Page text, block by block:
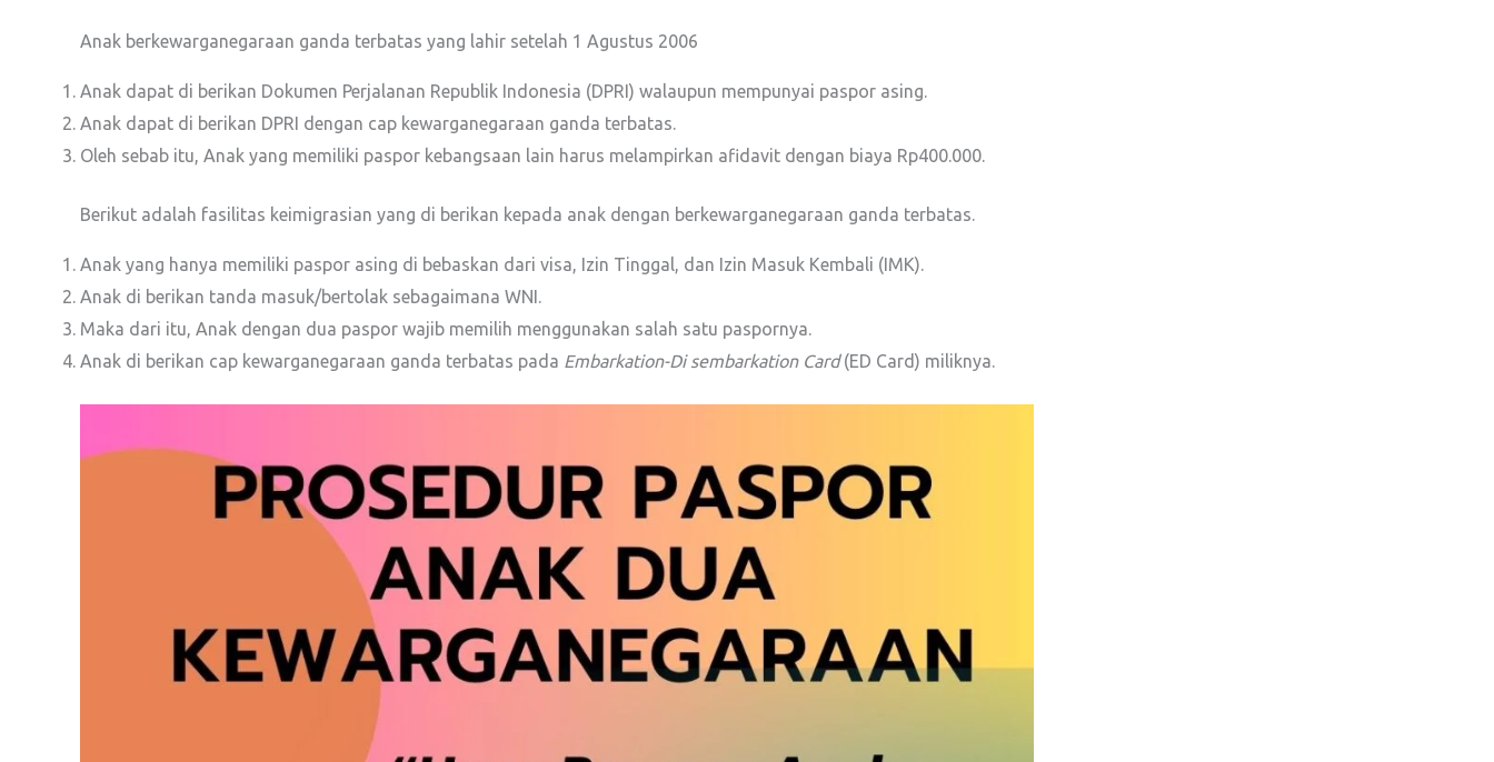
Anak berkewarganegaraan ganda terbatas yang lahir setelah 1 Agustus 2006
Anak dapat di berikan Dokumen Perjalanan Republik Indonesia (DPRI) walaupun mempunyai paspor asing.
Anak dapat di berikan DPRI dengan cap kewarganegaraan ganda terbatas.
Oleh sebab itu, Anak yang memiliki paspor kebangsaan lain harus melampirkan afidavit dengan biaya Rp400.000.
Berikut adalah fasilitas keimigrasian yang di berikan kepada anak dengan berkewarganegaraan ganda terbatas.
Anak yang hanya memiliki paspor asing di bebaskan dari visa, Izin Tinggal, dan Izin Masuk Kembali (IMK).
Anak di berikan tanda masuk/bertolak sebagaimana WNI.
Maka dari itu, Anak dengan dua paspor wajib memilih menggunakan salah satu paspornya.
Anak di berikan cap kewarganegaraan ganda terbatas pada Embarkation-Di sembarkation Card(ED Card) miliknya.